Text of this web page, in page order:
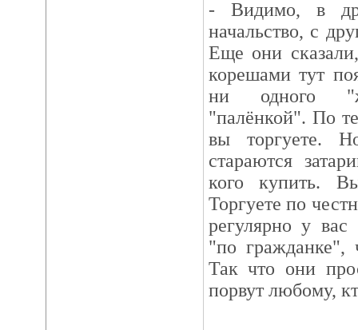
- Видимо, в
начальство, с
Еще они
корешами тут
ни одного
"палёнкой". По
вы торгуете.
стараются
кого купить.
Торгуете по
регулярно у вас
"по гражданке",
Так что они
порвут любому,